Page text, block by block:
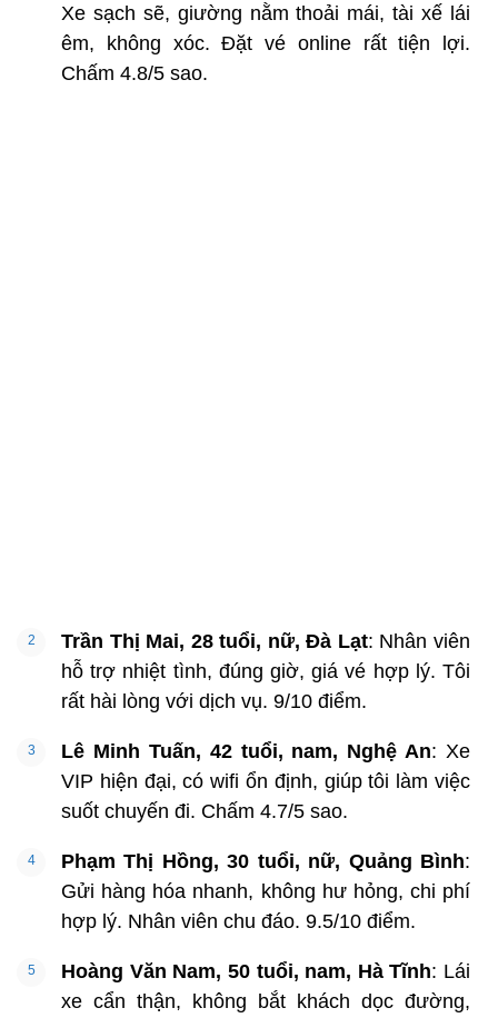
Xe sạch sẽ, giường nằm thoải mái, tài xế lái
êm, không xóc. Đặt vé online rất tiện lợi.
Chấm 4.8/5 sao.
Trần Thị Mai, 28 tuổi, nữ, Đà Lạt: Nhân viên
hỗ trợ nhiệt tình, đúng giờ, giá vé hợp lý. Tôi
rất hài lòng với dịch vụ. 9/10 điểm.
Lê Minh Tuấn, 42 tuổi, nam, Nghệ An: Xe
VIP hiện đại, có wifi ổn định, giúp tôi làm việc
suốt chuyến đi. Chấm 4.7/5 sao.
Phạm Thị Hồng, 30 tuổi, nữ, Quảng Bình:
Gửi hàng hóa nhanh, không hư hỏng, chi phí
hợp lý. Nhân viên chu đáo. 9.5/10 điểm.
Hoàng Văn Nam, 50 tuổi, nam, Hà Tĩnh: Lái
xe cẩn thận, không bắt khách dọc đường,